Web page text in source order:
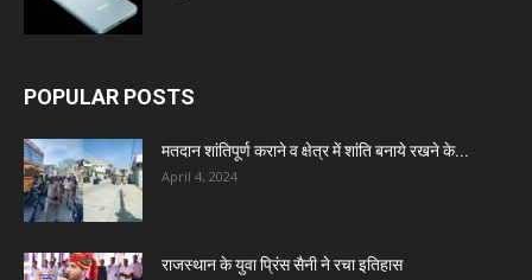
POPULAR POSTS
मतदान शांतिपूर्ण कराने व क्षेत्र में शांति बनाये रखने के...
April 4, 2024
राजस्थान के युवा प्रिंस सैनी ने रचा इतिहास